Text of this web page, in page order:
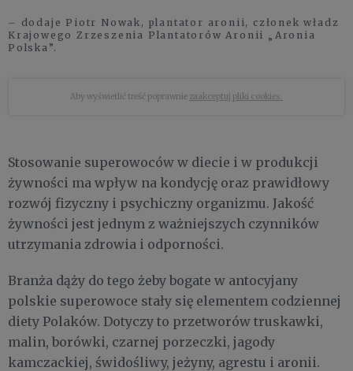
– dodaje Piotr Nowak, plantator aronii, członek władz
Krajowego Zrzeszenia Plantatorów Aronii „Aronia
Polska”.
Aby wyświetlić treść poprawnie zaakceptuj pliki cookies.
Stosowanie superowoców w diecie i w produkcji
żywności ma wpływ na kondycję oraz prawidłowy
rozwój fizyczny i psychiczny organizmu. Jakość
żywności jest jednym z ważniejszych czynników
utrzymania zdrowia i odporności.
Branża dąży do tego żeby bogate w antocyjany
polskie superowoce stały się elementem codziennej
diety Polaków. Dotyczy to przetworów truskawki,
malin, borówki, czarnej porzeczki, jagody
kamczackiej, świdośliwy, jeżyny, agrestu i aronii.